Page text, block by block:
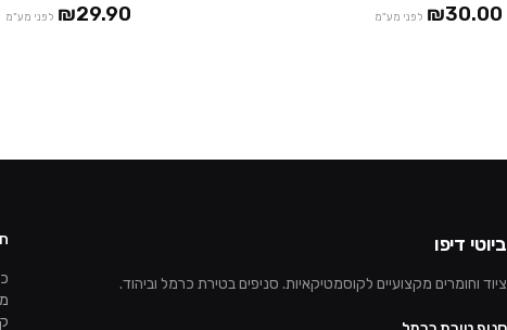
₪30.00 לפני מע"מ ₪29.90 לפני מע"מ
ביוטי דיפו
ציוד וחומרים מקצועיים לקוסמטיקאיות. סניפים בטירת כרמל וביהוד.